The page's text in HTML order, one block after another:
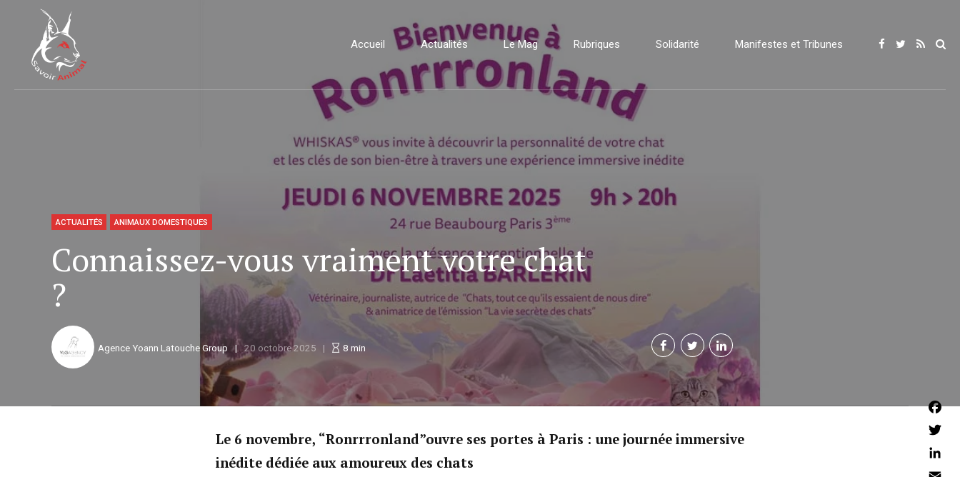
Accueil Actualités Le Mag Rubriques Solidarité Manifestes et Tribunes
ACTUALITÉS ANIMAUX DOMESTIQUES
Connaissez-vous vraiment votre chat
?
Agence Yoann Latouche Group 20 octobre 2025 8 min
Le 6 novembre, “Ronrrronland”ouvre ses portes à Paris : une journée immersive
inédite dédiée aux amoureux des chats
Twitter